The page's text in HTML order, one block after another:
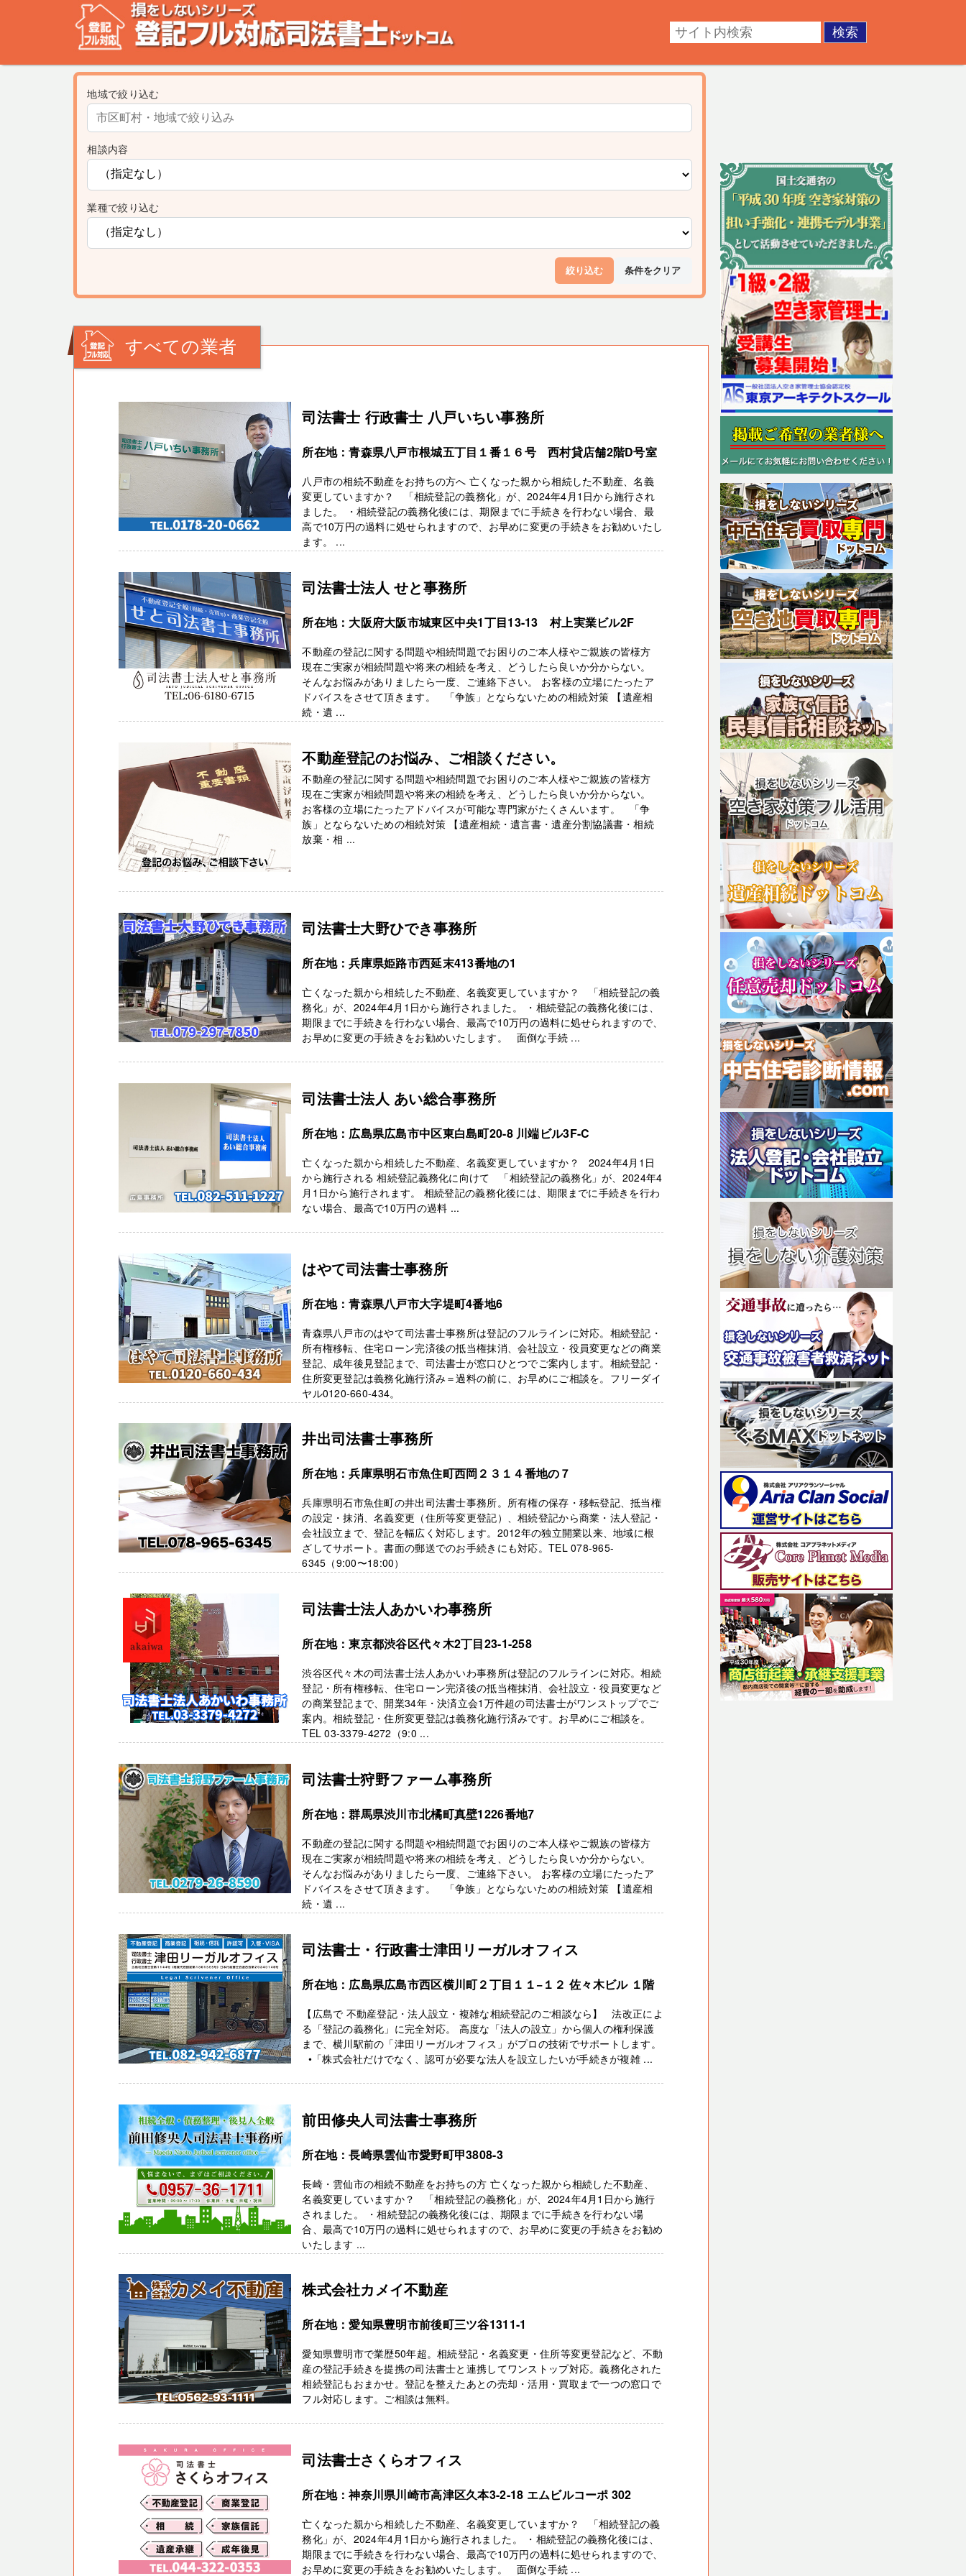
不動産登記の相談なら、登記フル対応司法書士ドットコム。田舎の空き家・空き地の対策でお悩みの方。相続登記・不動産の処分・遺産分割・成年後見。不動産の調査・測量・登記など。あなたの悩
みを司法書士・土地家屋調査士が解決致します！
地域で絞り込む
相談内容
業種で絞り込む
絞り込む 条件をクリア
すべての業者
司法書士 行政書士 八戸いちい事務所
所在地：青森県八戸市根城五丁目１番１６号 西村貸店舗2階D号室
八戸市の相続不動産をお持ちの方へ 亡くなった親から相続した不動産、名義
変更していますか？ 「相続登記の義務化」が、2024年4月1日から施行され
ました。 ・相続登記の義務化後には、期限までに手続きを行わない場合、最
高で10万円の過料に処せられますので、お早めに変更の手続きをお勧めいたし
ます。 ...
司法書士法人 せと事務所
所在地：大阪府大阪市城東区中央1丁目13-13 村上実業ビル2F
不動産の登記に関する問題や相続問題でお困りのご本人様やご親族の皆様方
現在ご実家が相続問題や将来の相続を考え、どうしたら良いか分からない。
そんなお悩みがありましたら一度、ご連絡下さい。 お客様の立場にたったア
ドバイスをさせて頂きます。 「争族」とならないための相続対策 【遺産相
続・遺 ...
不動産登記のお悩み、ご相談ください。
不動産の登記に関する問題や相続問題でお困りのご本人様やご親族の皆様方
現在ご実家が相続問題や将来の相続を考え、どうしたら良いか分からない。
お客様の立場にたったアドバイスが可能な専門家がたくさんいます。 「争
族」とならないための相続対策 【遺産相続・遺言書・遺産分割協議書・相続
放棄・相 ...
司法書士大野ひでき事務所
所在地：兵庫県姫路市西延末413番地の1
亡くなった親から相続した不動産、名義変更していますか？ 「相続登記の義
務化」が、2024年4月1日から施行されました。 ・相続登記の義務化後には、
期限までに手続きを行わない場合、最高で10万円の過料に処せられますので、
お早めに変更の手続きをお勧めいたします。 面倒な手続 ...
司法書士法人 あい総合事務所
所在地：広島県広島市中区東白島町20-8 川端ビル3F-C
亡くなった親から相続した不動産、名義変更していますか？ 2024年4月1日
から施行される 相続登記義務化に向けて 「相続登記の義務化」が、2024年4
月1日から施行されます。 相続登記の義務化後には、期限までに手続きを行わ
ない場合、最高で10万円の過料 ...
はやて司法書士事務所
所在地：青森県八戸市大字堤町4番地6
青森県八戸市のはやて司法書士事務所は登記のフルラインに対応。相続登記・
所有権移転、住宅ローン完済後の抵当権抹消、会社設立・役員変更などの商業
登記、成年後見登記まで、司法書士が窓口ひとつでご案内します。相続登記・
住所変更登記は義務化施行済み＝過料の前に、お早めにご相談を。フリーダイ
ヤル0120-660-434。
井出司法書士事務所
所在地：兵庫県明石市魚住町西岡２３１４番地の７
兵庫県明石市魚住町の井出司法書士事務所。所有権の保存・移転登記、抵当権
の設定・抹消、名義変更（住所等変更登記）、相続登記から商業・法人登記・
会社設立まで、登記を幅広く対応します。2012年の独立開業以来、地域に根
ざしてサポート。書面の郵送でのお手続きにも対応。TEL 078-965-
6345（9:00〜18:00）
司法書士法人あかいわ事務所
所在地：東京都渋谷区代々木2丁目23-1-258
渋谷区代々木の司法書士法人あかいわ事務所は登記のフルラインに対応。相続
登記・所有権移転、住宅ローン完済後の抵当権抹消、会社設立・役員変更など
の商業登記まで、開業34年・決済立会1万件超の司法書士がワンストップでご
案内。相続登記・住所変更登記は義務化施行済みです。お早めにご相談を。
TEL 03-3379-4272（9:0 ...
司法書士狩野ファーム事務所
所在地：群馬県渋川市北橘町真壁1226番地7
不動産の登記に関する問題や相続問題でお困りのご本人様やご親族の皆様方
現在ご実家が相続問題や将来の相続を考え、どうしたら良いか分からない。
そんなお悩みがありましたら一度、ご連絡下さい。 お客様の立場にたったア
ドバイスをさせて頂きます。 「争族」とならないための相続対策 【遺産相
続・遺 ...
司法書士・行政書士津田リーガルオフィス
所在地：広島県広島市西区横川町２丁目１１−１２ 佐々木ビル １階
【広島で 不動産登記・法人設立・複雑な相続登記のご相談なら】 法改正によ
る「登記の義務化」に完全対応。 高度な「法人の設立」から個人の権利保護
まで、横川駅前の「津田リーガルオフィス」がプロの技術でサポートします。
•「株式会社だけでなく、認可が必要な法人を設立したいが手続きが複雑 ...
前田修央人司法書士事務所
所在地：長崎県雲仙市愛野町甲3808-3
長崎・雲仙市の相続不動産をお持ちの方 亡くなった親から相続した不動産、
名義変更していますか？ 「相続登記の義務化」が、2024年4月1日から施行
されました。 ・相続登記の義務化後には、期限までに手続きを行わない場
合、最高で10万円の過料に処せられますので、お早めに変更の手続きをお勧め
いたします ...
株式会社カメイ不動産
所在地：愛知県豊明市前後町三ツ谷1311-1
愛知県豊明市で業歴50年超。相続登記・名義変更・住所等変更登記など、不動
産の登記手続きを提携の司法書士と連携してワンストップ対応。義務化された
相続登記もおまかせ。登記を整えたあとの売却・活用・買取まで一つの窓口で
フル対応します。ご相談は無料。
司法書士さくらオフィス
所在地：神奈川県川崎市高津区久本3-2-18 エムビルコーポ 302
亡くなった親から相続した不動産、名義変更していますか？ 「相続登記の義
務化」が、2024年4月1日から施行されました。 ・相続登記の義務化後には、
期限までに手続きを行わない場合、最高で10万円の過料に処せられますので、
お早めに変更の手続きをお勧めいたします。 面倒な手続 ...